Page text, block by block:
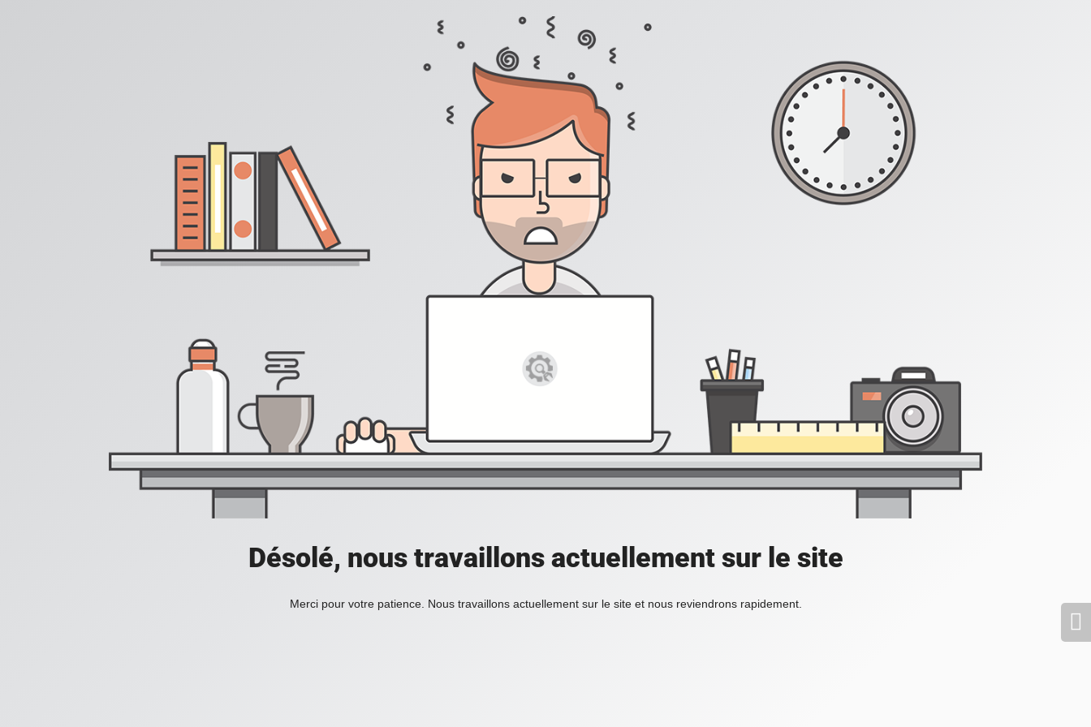
Désolé, nous travaillons actuellement sur le site
Merci pour votre patience. Nous travaillons actuellement sur le site et nous reviendrons rapidement.